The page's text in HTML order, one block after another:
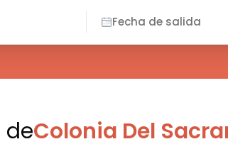
Fecha de salida
deColonia Del